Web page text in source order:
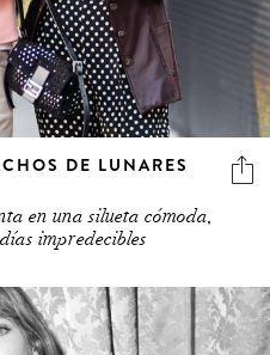
DE LUNARES
en una silueta cómoda,
impredecibles